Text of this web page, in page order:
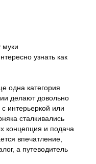
муки
узнать как
одна категория
делают довольно
интерьеркой или
сталкивались
концепция и подача
впечатление,
а путеводитель